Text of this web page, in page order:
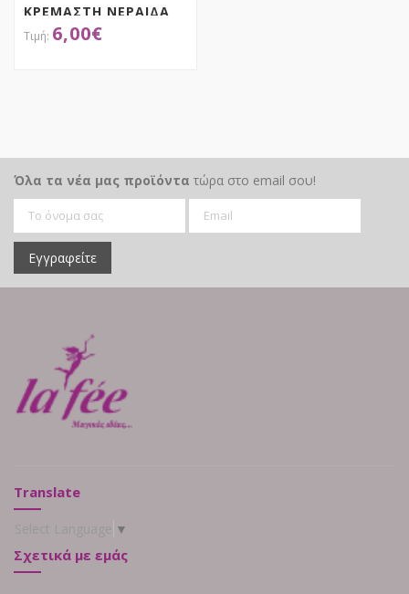
ΚΡΕΜΑΣΤΗ ΝΕΡΑΙΔΑ
ΣΕΤ 6 15ΕΚ
6,00€
Όλα τα νέα μας προϊόντα τώρα στο email σου!
Εγγραφείτε
Translate
▼
Σχετικά με εμάς